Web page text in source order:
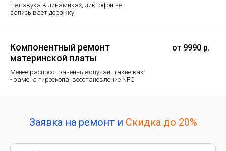
Нет звука в динамиках, диктофон не
записывает дорожку
Компонентный ремонт
материнской платы
Менее распространенные случаи, такие как
- замена гироскопа, восстановление NFC
от 9990 р.
Заявка на ремонт и Скидка до 20%